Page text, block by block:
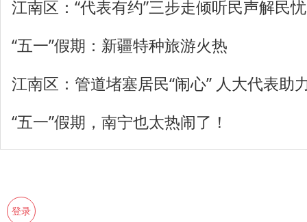
江南区：“代表有约”三步走倾听民声解民忧
“五一”假期：新疆特种旅游火热
江南区：管道堵塞居民“闹心” 人大代表助
“五一”假期，南宁也太热闹了！
登录